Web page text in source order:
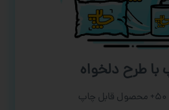
با طرح دلخواه
۵۰+ محصول قابل چاپ